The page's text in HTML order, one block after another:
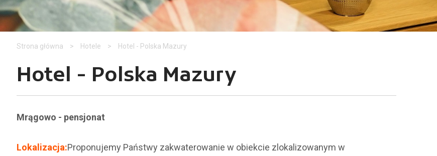
Strona główna > Hotele > Hotel - Polska Mazury
Hotel - Polska Mazury
Mrągowo - pensjonat
Lokalizacja:Proponujemy Państwy zakwaterowanie w obiekcie zlokalizowanym w